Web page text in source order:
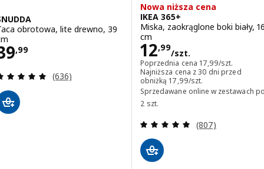
obrotowa, lite drewno, 39
,99 39,99
Recenzja: 4.9 z 5 gwiazdki. Łączna liczba recenzji:
(636)
Nowa niższa cena
IKEA 365+
Miska, zaokrąglone boki biały,
cm
12,99
/szt.
Cena 12,99/szt.
Poprzednia cena 17,99/szt.
Poprzednia cena
Najniższa cena z 30 dni przed
obniżką 17,99/szt.
Najniższa cena z 30 dni
Sprzedawane online w zestawach
2 szt.
Recenzja: 4.9
(807)